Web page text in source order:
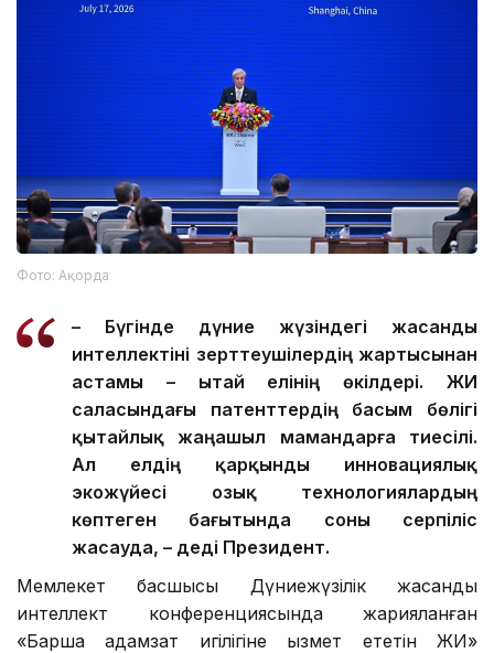
Фото: Ақорда
– Бүгінде дүние жүзіндегі жасанды
интеллектіні зерттеушілердің жартысынан
астамы – Қытай елінің өкілдері. ЖИ
саласындағы патенттердің басым бөлігі
қытайлық жаңашыл мамандарға тиесілі.
Ал елдің қарқынды инновациялық
экожүйесі озық технологиялардың
көптеген бағытында соны серпіліс
жасауда, – деді Президент.
Мемлекет басшысы Дүниежүзілік жасанды
интеллект конференциясында жарияланған
«Барша адамзат игілігіне қызмет ететін ЖИ»